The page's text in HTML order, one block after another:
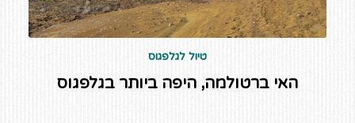
טיול לגלפגוס
האי ברטולמה, היפה ביותר בגלפגוס